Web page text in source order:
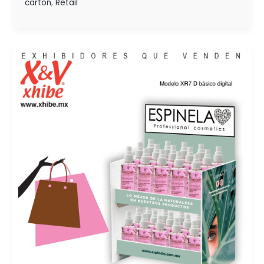
cartón, Retail
EL
RECONOCIMIENTO
Y
EL
POSICIONAMIENTO
EL
ÉXITO
DE
LA MARCA